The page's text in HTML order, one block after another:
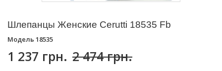
Шлепанцы Женские Cerutti 18535 Fb
Модель 18535
1 237 грн. 2 474 грн.